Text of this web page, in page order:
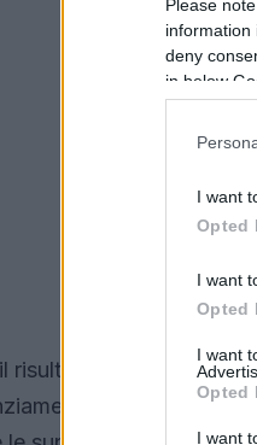
Please
information
deny
in below
I want
Opted
I want
Opted
I want
Opted
I want
risultato di un piano
inseriti nel Pnrr